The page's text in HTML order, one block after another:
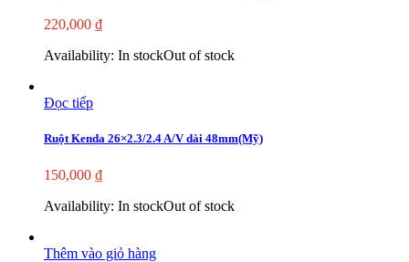
220,000 ₫
Availability: In stockOut of stock
Đọc tiếp
Ruột Kenda 26×2.3/2.4 A/V dài 48mm(Mỹ)
150,000 ₫
Availability: In stockOut of stock
Thêm vào giỏ hàng